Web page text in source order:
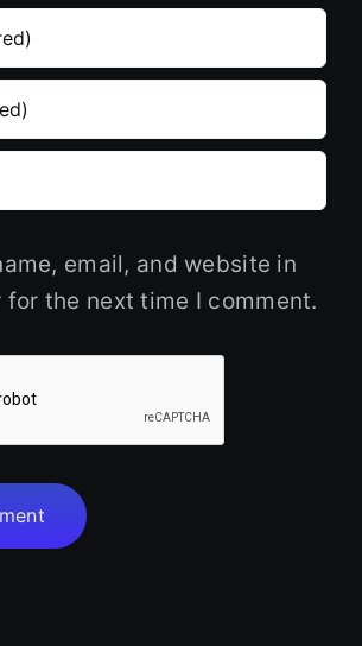
email, and website in
the next time I comment.